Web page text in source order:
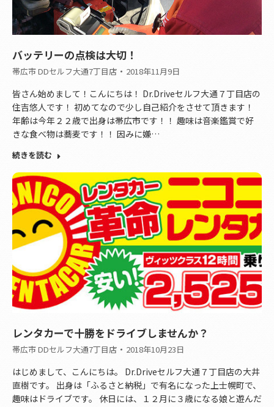
バッテリーの点検は大切！
帯広市 DDセルフ大通7丁目店 2018年11月9日
皆さん始めまして！こんにちは！ Dr.Driveセルフ大通７丁目店の
住吉悠人です！ 初めてなので少し自己紹介をさせて頂きます！
年齢は今年２２歳で出身は帯広市です！！ 趣味は音楽鑑賞で好
きな食べ物は蕎麦です！！ 因みに嫌…
続きを読む
レンタカーで十勝をドライブしませんか？
帯広市 DDセルフ大通7丁目店 2018年10月23日
はじめまして、こんにちは。 Dr.Driveセルフ大通７丁目店の大井
直樹です。 出身は「ふるさと納税」で有名になった上士幌町で、
趣味はドライブです。 休日には、１２月に３歳になる娘と遊んだ